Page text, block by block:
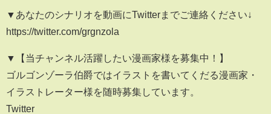
▼あなたのシナリオを動画にTwitterまでご連絡ください↓
https://twitter.com/grgnzola
▼【当チャンネル活躍したい漫画家様を募集中！】
ゴルゴンゾーラ伯爵ではイラストを書いてくだる漫画家・
イラストレーター様を随時募集しています。
Twitter